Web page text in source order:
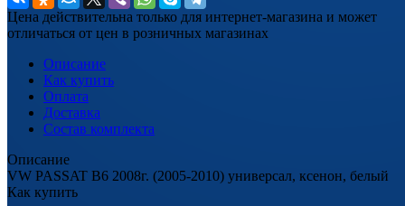
Цена действительна только для интернет-магазина и может
отличаться от цен в розничных магазинах
Описание
Как купить
Оплата
Доставка
Состав комплекта
Описание
VW PASSAT B6 2008г. (2005-2010) универсал, ксенон, белый
Как купить